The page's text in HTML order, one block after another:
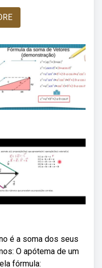
é a soma dos seus
O apótema de um
fórmula: